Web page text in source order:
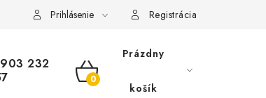
Prihlásenie Registrácia
232
NÁKUPNÝ
Prázdny
košík